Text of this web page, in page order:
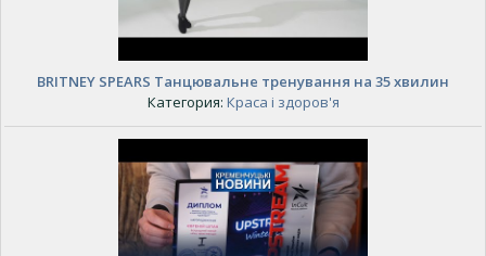
BRITNEY SPEARS Танцювальне тренування на 35 хвилин
Категория: Краса і здоров'я